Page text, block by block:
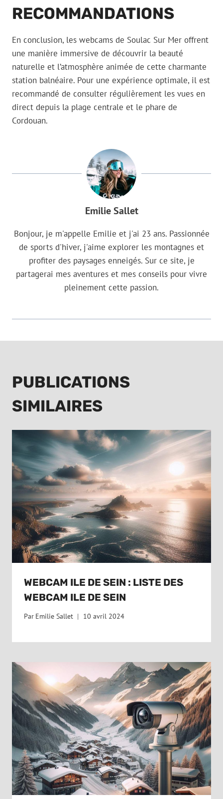
RECOMMANDATIONS
En conclusion, les webcams de Soulac Sur Mer offrent
une manière immersive de découvrir la beauté
naturelle et l’atmosphère animée de cette charmante
station balnéaire. Pour une expérience optimale, il est
recommandé de consulter régulièrement les vues en
direct depuis la plage centrale et le phare de
Cordouan.
Emilie Sallet
Bonjour, je m'appelle Emilie et j'ai 23 ans. Passionnée
de sports d'hiver, j'aime explorer les montagnes et
profiter des paysages enneigés. Sur ce site, je
partagerai mes aventures et mes conseils pour vivre
pleinement cette passion.
PUBLICATIONS
SIMILAIRES
WEBCAM ILE DE SEIN : LISTE DES
WEBCAM ILE DE SEIN
Par Emilie Sallet 10 avril 2024